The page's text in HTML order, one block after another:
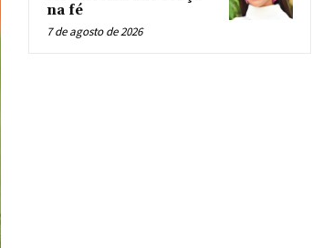
na fé
7 de agosto de 2026